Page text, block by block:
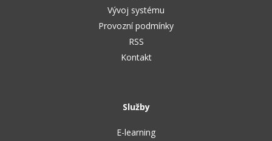
Vývoj systému
Provozní podmínky
RSS
Kontakt
Služby
E-learning